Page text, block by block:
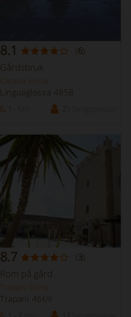
8.1 (6)
Gårdsbruk
Catania Sicilia
Linguaglossa 4858
8.7 (3)
Rom på gård
Trapani Sicilia
Trapani 4669